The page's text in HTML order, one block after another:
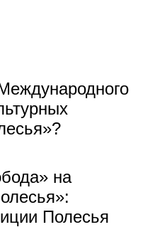
на
Полесья